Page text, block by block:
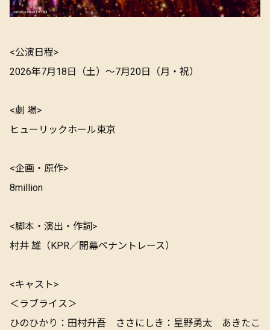
<公演日程>
2026年7月18日（土）～7月20日（月・祝）
<劇 場>
ヒューリックホール東京
<企画・原作>
8million
<脚本・演出・作詞>
村井 雄（KPR／開幕ペナントレース）
<キャスト>
＜ラブライス＞
ひのひかり：田村升吾 ささにしき：星野勇太 あきたこ